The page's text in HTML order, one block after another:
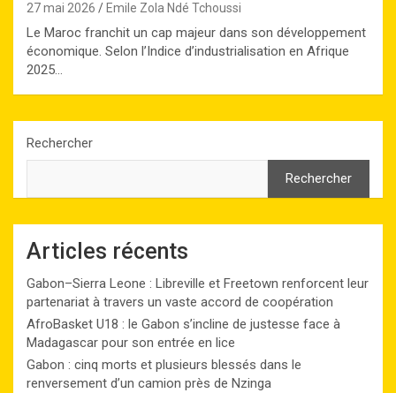
27 mai 2026 Emile Zola Ndé Tchoussi
Le Maroc franchit un cap majeur dans son développement
économique. Selon l’Indice d’industrialisation en Afrique
2025…
Rechercher
Rechercher
Articles récents
Gabon–Sierra Leone : Libreville et Freetown renforcent leur
partenariat à travers un vaste accord de coopération
AfroBasket U18 : le Gabon s’incline de justesse face à
Madagascar pour son entrée en lice
Gabon : cinq morts et plusieurs blessés dans le
renversement d’un camion près de Nzinga